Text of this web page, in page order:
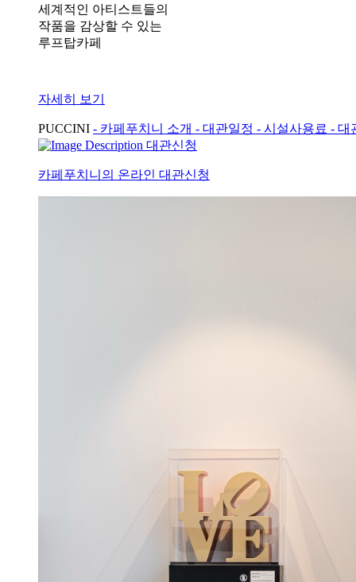
세계적인 아티스트들의
작품을 감상할 수 있는
루프탑카페
자세히 보기
PUCCINI - 카페푸치니 소개 - 대관일정 - 시설사용료 - 대
대관신청
카페푸치니의 온라인 대관신청